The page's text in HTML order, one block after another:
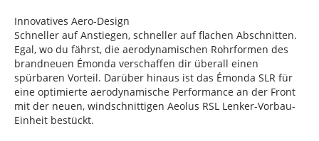
Innovatives Aero-Design
Schneller auf Anstiegen, schneller auf flachen Abschnitten.
Egal, wo du fährst, die aerodynamischen Rohrformen des
brandneuen Émonda verschaffen dir überall einen
spürbaren Vorteil. Darüber hinaus ist das Émonda SLR für
eine optimierte aerodynamische Performance an der Front
mit der neuen, windschnittigen Aeolus RSL Lenker-Vorbau-
Einheit bestückt.